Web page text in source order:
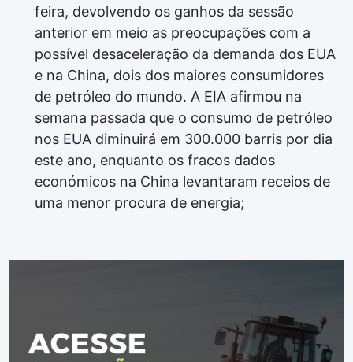
feira, devolvendo os ganhos da sessão
anterior em meio as preocupações com a
possível desaceleração da demanda dos EUA
e na China, dois dos maiores consumidores
de petróleo do mundo. A EIA afirmou na
semana passada que o consumo de petróleo
nos EUA diminuirá em 300.000 barris por dia
este ano, enquanto os fracos dados
económicos na China levantaram receios de
uma menor procura de energia;